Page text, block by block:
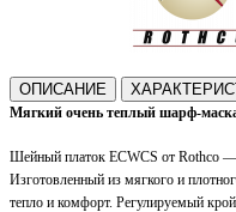
ОПИСАНИЕ
Мягкий очень теплый шарф-
Шейный платок ECWCS от Rothco —
Изготовленный из мягкого и
тепло и комфорт. Регулируемый